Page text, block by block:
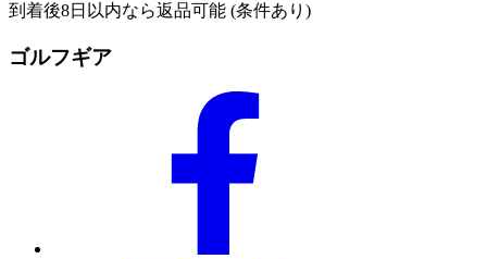
到着後8日以内なら返品可能 (条件あり)
ゴルフギア